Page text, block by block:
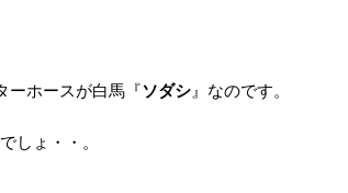
ーホースが白馬『ソダシ』なのです。
しょ・・。